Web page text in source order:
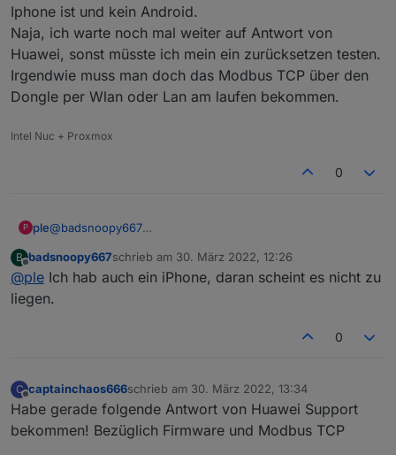
Iphone ist und kein Android.
Naja, ich warte noch mal weiter auf Antwort von
Huawei, sonst müsste ich mein ein zurücksetzen testen.
Irgendwie muss man doch das Modbus TCP über den
Dongle per Wlan oder Lan am laufen bekommen.
Intel Nuc + Proxmox
0
P ple@badsnoopy667
ich habs mit beiden getestet.
Könnte mir höchstens noch vorstellen, dass es ein Iphone
muss man doch das Modbus TCP über den Dongle per
B
Offline
badsnoopy667schrieb am 30. März 2022, 12:26
zuletzt editiert von
@ple Ich hab auch ein iPhone, daran scheint es nicht zu
liegen.
0
C
Offline
captainchaos666schrieb am 30. März 2022, 13:34
zuletzt editiert von
Habe gerade folgende Antwort von Huawei Support
bekommen! Bezüglich Firmware und Modbus TCP